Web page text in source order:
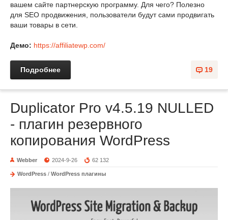
вашем сайте партнерскую программу. Для чего? Полезно
для SEO продвижения, пользователи будут сами продвигать
ваши товары в сети.
Демо: https://affiliatewp.com/
19
Подробнее
Duplicator Pro v4.5.19 NULLED
- плагин резервного
копирования WordPress
Webber 2024-9-26 62 132
WordPress / WordPress плагины